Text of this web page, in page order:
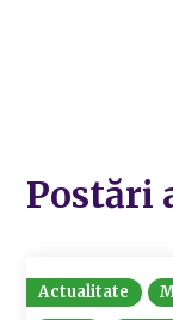
Postări
Actualitate